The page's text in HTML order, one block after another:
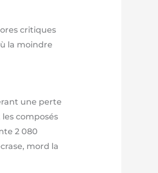
critiques
la moindre
une perte
composés
2 080
mord la